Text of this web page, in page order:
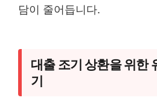
담이 줄어듭니다.
대출 조기 상환을 위한
기